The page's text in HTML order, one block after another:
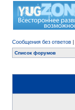
Сообщения без ответов |
Список форумов